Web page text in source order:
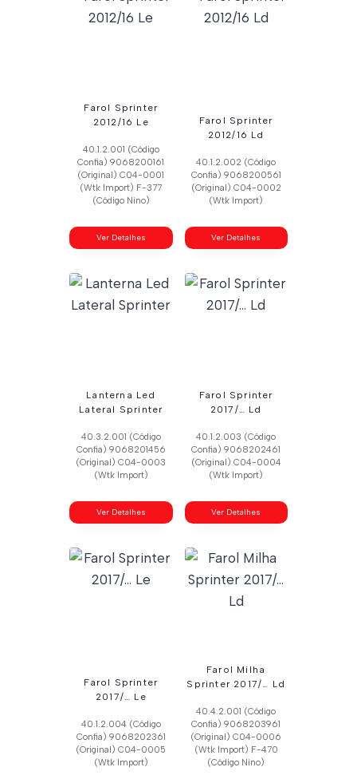
Farol Sprinter
2012/16 Le
40.1.2.001 (Código
Confia) 9068200161
(Original) C04-0001
(Wtk Import) F-377
(Código Nino)
Ver Detalhes
Farol Sprinter
2012/16 Ld
40.1.2.002 (Código
Confia) 9068200561
(Original) C04-0002
(Wtk Import)
Ver Detalhes
Lanterna Led
Lateral Sprinter
40.3.2.001 (Código
Confia) 9068201456
(Original) C04-0003
(Wtk Import)
Ver Detalhes
Farol Sprinter
2017/… Ld
40.1.2.003 (Código
Confia) 9068202461
(Original) C04-0004
(Wtk Import)
Ver Detalhes
Farol Sprinter
2017/… Le
40.1.2.004 (Código
Confia) 9068202361
(Original) C04-0005
(Wtk Import)
Farol Milha
Sprinter 2017/… Ld
40.4.2.001 (Código
Confia) 9068203961
(Original) C04-0006
(Wtk Import) F-470
(Código Nino)